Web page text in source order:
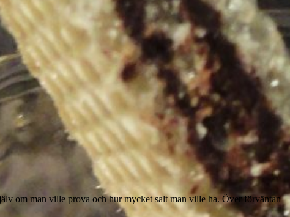
om man ville prova och hur mycket salt man ville ha. Över förväntan